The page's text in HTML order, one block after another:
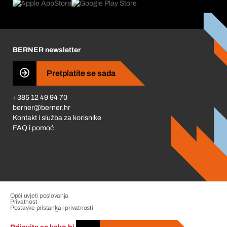
Što nas pokreće
Business Conduct
BERNER newsletter
Pretplatite se sada
+385 12 49 94 70
berner@berner.hr
Kontakt i služba za korisnike
FAQ i pomoć
Opći uvjeti poslovanja
Privatnost
Postavke pristanka i privatnosti
Upravljanje pritužbama